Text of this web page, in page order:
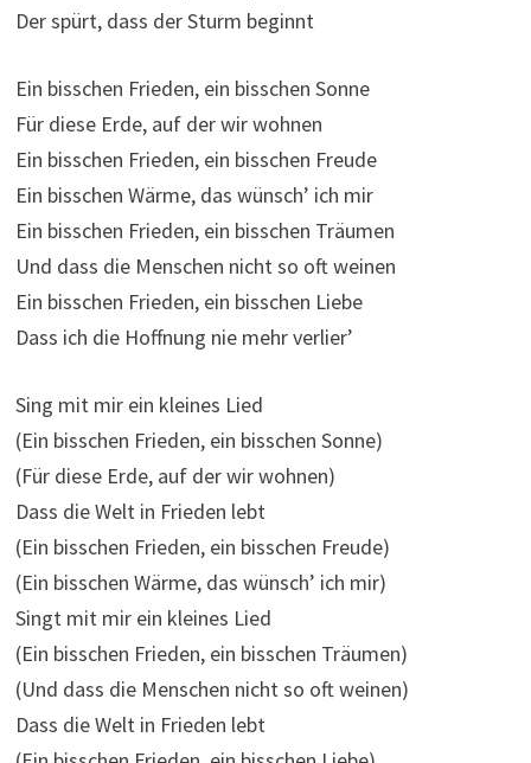
Der spürt, dass der Sturm beginnt
Ein bisschen Frieden, ein bisschen Sonne
Für diese Erde, auf der wir wohnen
Ein bisschen Frieden, ein bisschen Freude
Ein bisschen Wärme, das wünsch’ ich mir
Ein bisschen Frieden, ein bisschen Träumen
Und dass die Menschen nicht so oft weinen
Ein bisschen Frieden, ein bisschen Liebe
Dass ich die Hoffnung nie mehr verlier’
Sing mit mir ein kleines Lied
(Ein bisschen Frieden, ein bisschen Sonne)
(Für diese Erde, auf der wir wohnen)
Dass die Welt in Frieden lebt
(Ein bisschen Frieden, ein bisschen Freude)
(Ein bisschen Wärme, das wünsch’ ich mir)
Singt mit mir ein kleines Lied
(Ein bisschen Frieden, ein bisschen Träumen)
(Und dass die Menschen nicht so oft weinen)
Dass die Welt in Frieden lebt